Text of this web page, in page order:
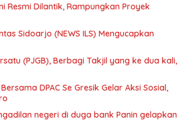
Resmi Dilantik, Rampungkan Proyek
Sidoarjo (NEWS ILS) Mengucapkan
(PJGB), Berbagi Takjil yang ke dua kali,
DPAC Se Gresik Gelar Aksi Sosial,
negeri di duga bank Panin gelapkan